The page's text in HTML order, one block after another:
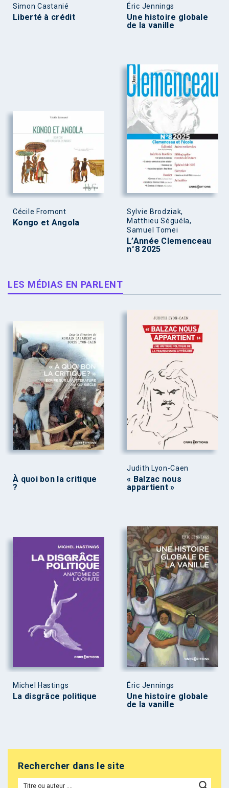
Simon Castanié
Liberté à crédit
Éric Jennings
Une histoire globale
de la vanille
Cécile Fromont
Kongo et Angola
Sylvie Brodziak,
Matthieu Séguéla,
Samuel Tomei
L’Année Clemenceau
n°8 2025
LES MÉDIAS EN PARLENT
À quoi bon la critique
?
Judith Lyon-Caen
« Balzac nous
appartient »
Michel Hastings
La disgrâce politique
Éric Jennings
Une histoire globale
de la vanille
Rechercher dans le site